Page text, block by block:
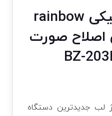
شیور زنانه ماتیکی rainbow
اصلاح صورت
لب جدیدترین دستگاه